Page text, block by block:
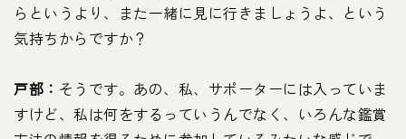
らというより、また一緒に見に行きましょうよ、という
気持ちからですか？
戸部： そうです。あの、私、サポーターには入っていま
すけど、私は何をするっていうんでなく、いろんな鑑賞